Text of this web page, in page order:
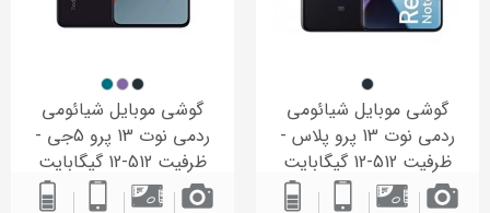
گوشی موبایل شیائومی
ردمی نوت 13 پرو پلاس -
ظرفیت 512-12 گیگابایت
گوشی موبایل شیائومی
ردمی نوت 13 پرو 5جی -
ظرفیت 512-12 گیگابایت